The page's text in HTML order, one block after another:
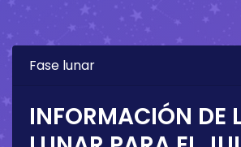
Fase lunar
INFORMACIÓN DE